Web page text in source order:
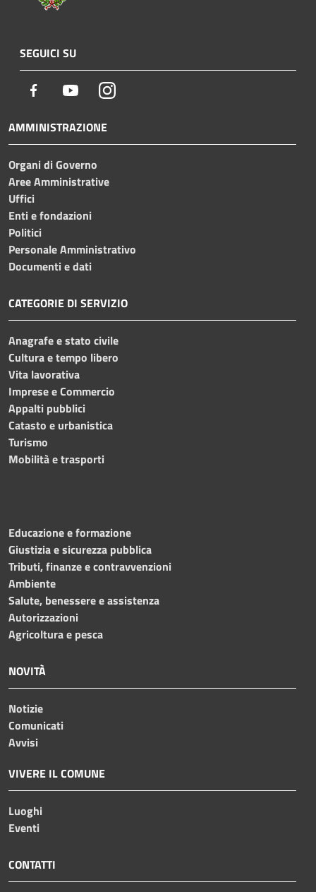
SEGUICI SU
Facebook YoutubeInstagram
AMMINISTRAZIONE
Organi di Governo
Aree Amministrative
Uffici
Enti e fondazioni
Politici
Personale Amministrativo
Documenti e dati
CATEGORIE DI SERVIZIO
Anagrafe e stato civile
Cultura e tempo libero
Vita lavorativa
Imprese e Commercio
Appalti pubblici
Catasto e urbanistica
Turismo
Mobilità e trasporti
Educazione e formazione
Giustizia e sicurezza pubblica
Tributi, finanze e contravvenzioni
Ambiente
Salute, benessere e assistenza
Autorizzazioni
Agricoltura e pesca
NOVITÀ
Notizie
Comunicati
Avvisi
VIVERE IL COMUNE
Luoghi
Eventi
CONTATTI